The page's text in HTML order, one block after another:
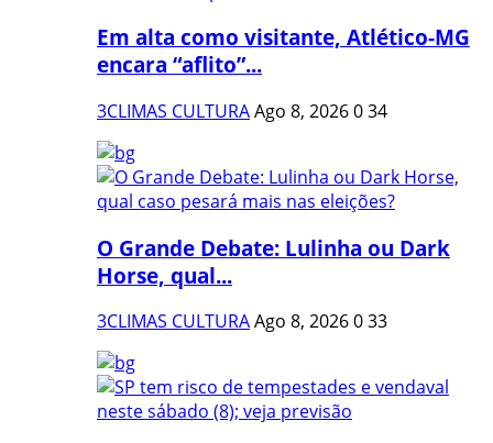
Em alta como visitante, Atlético-MG
encara “aflito”...
3CLIMAS CULTURAAgo 8, 2026034
O Grande Debate: Lulinha ou Dark
Horse, qual...
3CLIMAS CULTURAAgo 8, 2026033